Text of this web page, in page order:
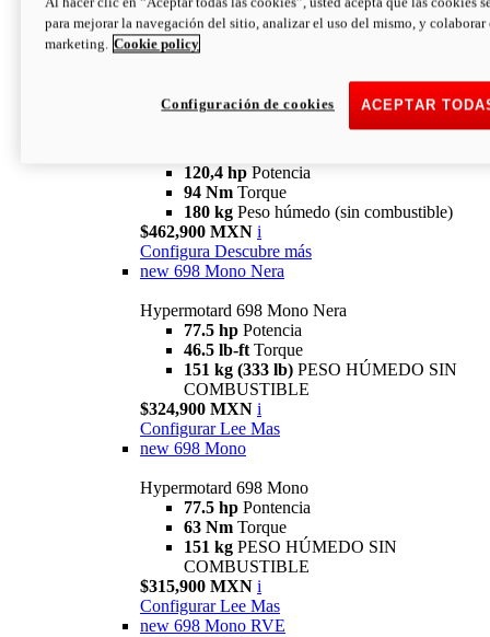
94 NmTorque
180 kgPESO HÚMEDO SIN
COMBUSTIBLE
newV2 SP
120,4 hp Potencia
94 Nm Torque
180 kg Peso húmedo (sin combustible)
$462,900 MXN i
Configura Descubre más
new 698 Mono Nera
Hypermotard 698 Mono Nera
77.5 hp Potencia
46.5 lb-ft Torque
151 kg (333 lb) PESO HÚMEDO SIN
COMBUSTIBLE
$324,900 MXN i
Configurar Lee Mas
new 698 Mono
Hypermotard 698 Mono
77.5 hp Pontencia
63 Nm Torque
151 kg PESO HÚMEDO SIN
COMBUSTIBLE
$315,900 MXN i
Configurar Lee Mas
new 698 Mono RVE
para mejorar la navegación del sitio, analizar el uso del mismo, y colaborar
marketing. Cookie policy
ACEPTAR
Configuración de cookies